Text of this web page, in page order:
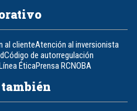
al clienteAtención al inversionista
Código de autorregulación
ÉticaPrensa RCNOBA